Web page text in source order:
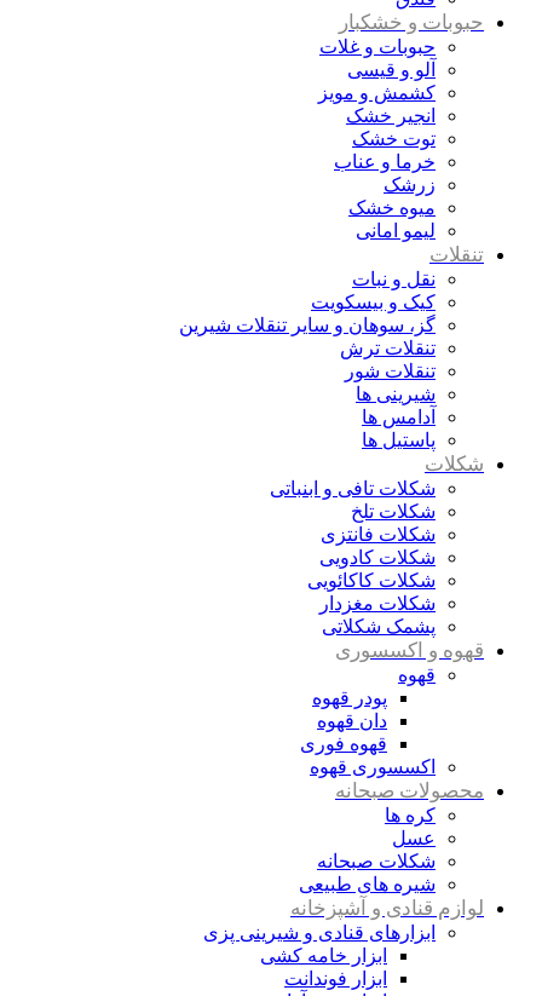
حبوبات و خشکبار
حبوبات و غلات
آلو و قیسی
کشمش و مویز
انجیر خشک
توت خشک
خرما و عناب
زرشک
میوه خشک
لیمو امانی
تنقلات
نقل و نبات
کیک و بیسکویت
گز، سوهان و سایر تنقلات شیرین
تنقلات ترش
تنقلات شور
شیرینی ها
آدامس ها
پاستیل ها
شکلات
شکلات تافی و ابنباتی
شکلات تلخ
شکلات فانتزی
شکلات کادویی
شکلات کاکائویی
شکلات مغزدار
پشمک شکلاتی
قهوه و اکسسوری
قهوه
پودر قهوه
دان قهوه
قهوه فوری
اکسسوری قهوه
محصولات صبحانه
کره ها
عسل
شکلات صبحانه
شیره های طبیعی
لوازم قنادی و آشپزخانه
ابزارهای قنادی و شیرینی پزی
ابزار خامه کشی
ابزار فوندانت